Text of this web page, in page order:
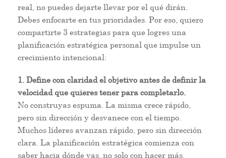
real, no puedes dejarte llevar por el qué dirán.
Debes enfocarte en tus prioridades. Por eso, quiero
compartirte 3 estrategias para que logres una
planificación estratégica personal que impulse un
crecimiento intencional:
1. Define con claridad el objetivo antes de definir la
velocidad que quieres tener para completarlo.
No construyas espuma. La misma crece rápido,
pero sin dirección y desvanece con el tiempo.
Muchos líderes avanzan rápido, pero sin dirección
clara. La planificación estratégica comienza con
saber hacia dónde vas, no solo con hacer más.